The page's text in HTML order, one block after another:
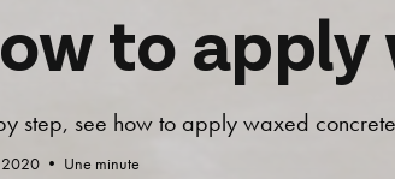
to
step, see how to apply waxed
2020 • Une minute